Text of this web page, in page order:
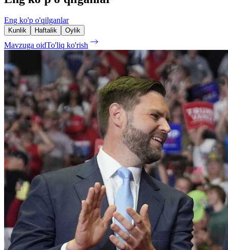
Eng ko'p o'qilganlar
Kunlik Haftalik Oylik
Mavzuga oidTo'liq ko'rish